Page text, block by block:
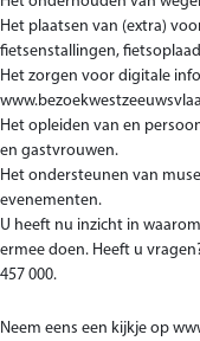
Het plaatsen van (extra)
fietsenstallingen,
Het zorgen voor digitale
Het opleiden van en
en gastvrouwen.
Het ondersteunen van
evenementen.
U heeft nu inzicht in
ermee doen. Heeft u
457 000.
Neem eens een kijkje op